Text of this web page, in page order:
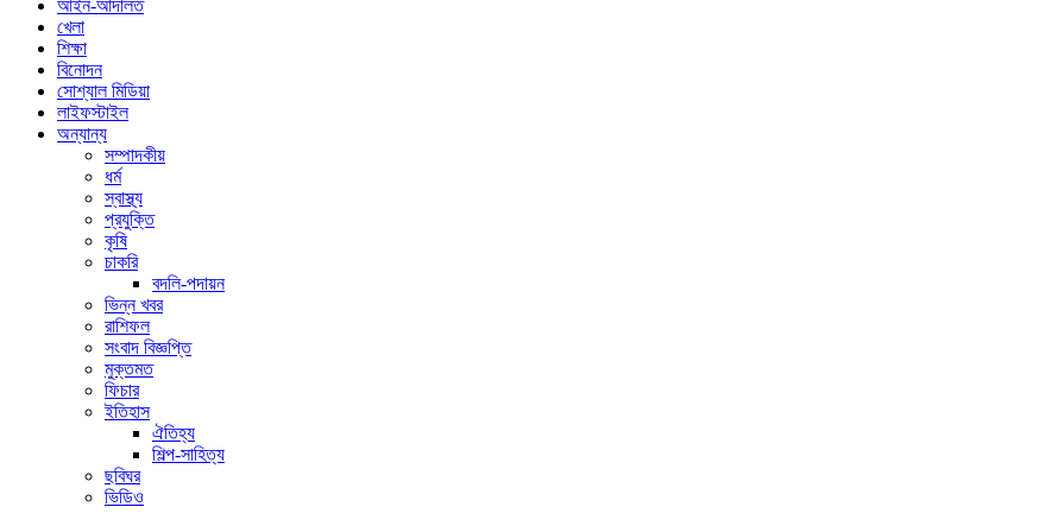
আইন-আদালত
খেলা
শিক্ষা
বিনোদন
সোশ্যাল মিডিয়া
লাইফস্টাইল
অন্যান্য
সম্পাদকীয়
ধর্ম
স্বাস্থ্য
প্রযুক্তি
কৃষি
চাকরি
বদলি-পদায়ন
ভিন্ন খবর
রাশিফল
সংবাদ বিজ্ঞপ্তি
মুক্তমত
ফিচার
ইতিহাস
ঐতিহ্য
শিল্প-সাহিত্য
ছবিঘর
ভিডিও